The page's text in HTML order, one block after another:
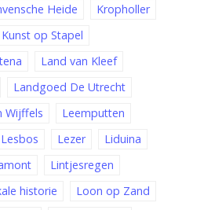
Heide
Kropholler
Kunst op Stapel
Land van Kleef
Landgoed De Utrecht
Wijffels
Leemputten
Lesbos Lezer
Liduina
Lintjesregen
historie
Loon op Zand